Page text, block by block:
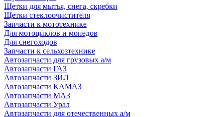
Щетки для мытья, снега, скребки
Щетки стеклоочистителя
Запчасти к мототехнике
Для мотоциклов и мопедов
Для снегоходов
Запчасти к сельхозтехнике
Автозапчасти для грузовых а/м
Автозапчасти ГАЗ
Автозапчасти ЗИЛ
Автозапчасти КАМАЗ
Автозапчасти МАЗ
Автозапчасти Урал
Автозапчасти для отечественных а/м